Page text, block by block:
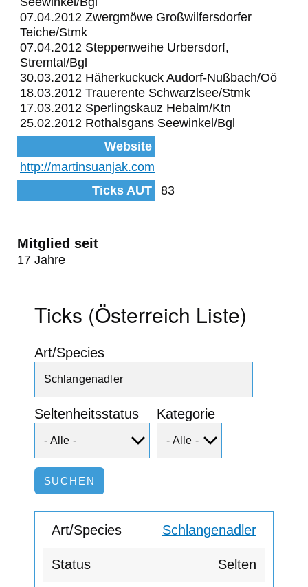
07.04.2012 Zwergmöwe Großwilfersdorfer
Teiche/Stmk
07.04.2012 Steppenweihe Urbersdorf,
Stremtal/Bgl
30.03.2012 Häherkuckuck Audorf-Nußbach/Oö
18.03.2012 Trauerente Schwarzlsee/Stmk
17.03.2012 Sperlingskauz Hebalm/Ktn
25.02.2012 Rothalsgans Seewinkel/Bgl
Website
http://martinsuanjak.com
Ticks AUT
83
Mitglied seit
17 Jahre
Ticks (Österreich Liste)
Art/Species
Seltenheitsstatus Kategorie
Schlangenadler
Selten